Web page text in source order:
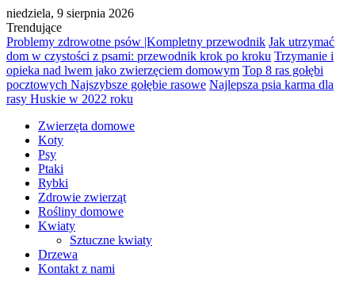
niedziela, 9 sierpnia 2026
Trendujące
Problemy zdrowotne psów |Kompletny przewodnik Jak utrzymać
dom w czystości z psami: przewodnik krok po kroku Trzymanie i
opieka nad lwem jako zwierzęciem domowym Top 8 ras gołębi
pocztowych Najszybsze gołębie rasowe Najlepsza psia karma dla
rasy Huskie w 2022 roku
Zwierzęta domowe
Koty
Psy
Ptaki
Rybki
Zdrowie zwierząt
Rośliny domowe
Kwiaty
Sztuczne kwiaty
Drzewa
Kontakt z nami